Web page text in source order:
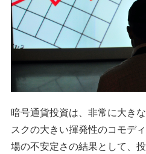
暗号通貨投資は、非常に大き
スクの大きい揮発性のコモデ
場の不安定さの結果として、